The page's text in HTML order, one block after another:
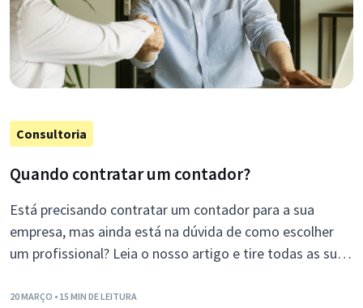
Consultoria
Quando contratar um contador?
Está precisando contratar um contador para a sua
empresa, mas ainda está na dúvida de como escolher
um profissional? Leia o nosso artigo e tire todas as suas
20 MARÇO • 15 MIN DE LEITURA